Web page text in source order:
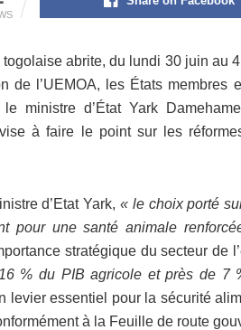
togolaise abrite, du lundi 30 juin au
de l’UEMOA, les États membres
ministre d’État Yark
vise à faire le point sur les
d’Etat Yark, « le choix porté
pour une santé animale
stratégique du secteur de
% du PIB agricole et près de 7
levier essentiel pour la sécurité
à la Feuille de route